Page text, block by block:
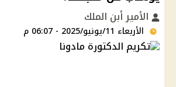
الأمير أبن الملك
الأربعاء 11/يونيو/2025 - 06:07 م